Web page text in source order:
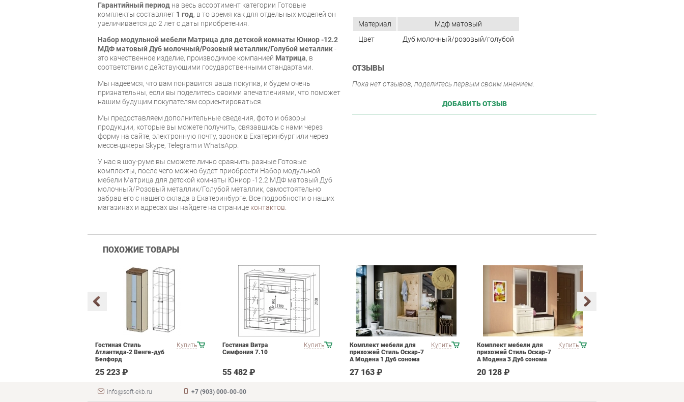
Гарантийный период на весь ассортимент категории Готовые
комплекты составляет 1 год, в то время как для отдельных моделей он
увеличивается до 2 лет с даты приобретения.
Набор модульной мебели Матрица для детской комнаты Юниор -12.2
МДФ матовый Дуб молочный/Розовый металлик/Голубой металлик-
это качественное изделие, производимое компанией Матрица, в
соответствии с действующими государственными стандартами.
Мы надеемся, что вам понравится ваша покупка, и будем очень
признательны, если вы поделитесь своими впечатлениями, что поможет
нашим будущим покупателям сориентироваться.
Мы предоставляем дополнительные сведения, фото и обзоры
продукции, которые вы можете получить, связавшись с нами через
форму на сайте, электронную почту, звонок в Екатеринбург или через
мессенджеры Skype, Telegram и WhatsApp.
У нас в шоу-руме вы сможете лично сравнить разные Готовые
комплекты, после чего можно будет приобрести Набор модульной
мебели Матрица для детской комнаты Юниор -12.2 МДФ матовый Дуб
молочный/Розовый металлик/Голубой металлик, самостоятельно
забрав его с нашего склада в Екатеринбурге. Все подробности о наших
магазинах и адресах вы найдете на странице контактов
Материал
Мдф матовый
Цвет
Дуб молочный/розовый/голубой
ОТЗЫВЫ
Пока нет отзывов, поделитесь первым своим мнением.
ДОБАВИТЬ ОТЗЫВ
ПОХОЖИЕ ТОВАРЫ
Купить
Гостиная Стиль
Атлантида-2 Венге-дуб
Белфорд
25 223 ₽
Купить
Гостиная Витра
Симфония 7.10
55 482 ₽
Купить
Комплект мебели для
прихожей Стиль Оскар-7
А Модена 1 Дуб сонома
27 163 ₽
Купить
Комплект мебели для
прихожей Стиль Оскар-7
А Модена 3 Дуб сонома
20 128 ₽
info@soft-ekb.ru +7 (903) 000-00-00